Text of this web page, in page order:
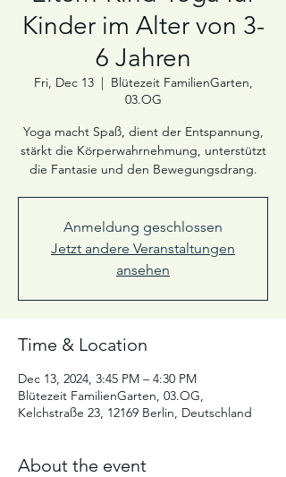
Kinder im Alter von 3-
6 Jahren
Fri, Dec 13
  |
Blütezeit FamilienGarten,
03.OG
Yoga macht Spaß, dient der Entspannung,
stärkt die Körperwahrnehmung, unterstützt
die Fantasie und den Bewegungsdrang.
Anmeldung geschlossen
Jetzt andere Veranstaltungen
ansehen
Time & Location
Dec 13, 2024, 3:45 PM – 4:30 PM
Blütezeit FamilienGarten, 03.OG,
Kelchstraße 23, 12169 Berlin, Deutschland
About the event